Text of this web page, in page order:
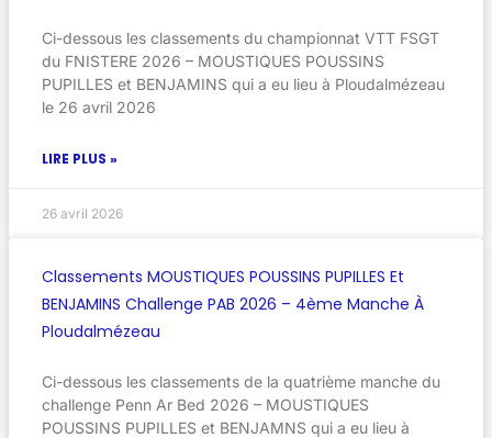
Ci-dessous les classements du championnat VTT FSGT
du FNISTERE 2026 – MOUSTIQUES POUSSINS
PUPILLES et BENJAMINS qui a eu lieu à Ploudalmézeau
le 26 avril 2026
LIRE PLUS »
26 avril 2026
Classements MOUSTIQUES POUSSINS PUPILLES Et
BENJAMINS Challenge PAB 2026 – 4ème Manche À
Ploudalmézeau
Ci-dessous les classements de la quatrième manche du
challenge Penn Ar Bed 2026 – MOUSTIQUES
POUSSINS PUPILLES et BENJAMNS qui a eu lieu à